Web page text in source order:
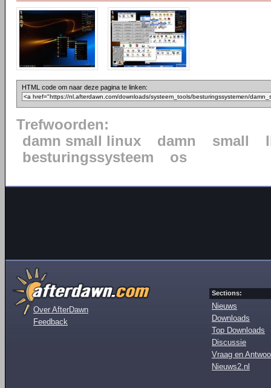
HTML code om naar deze pagina te linken:
Trefwoorden:
damn small linux
damn small
besturingssysteem
os
Over AfterDawn
Feedback
Sections:
Nieuws
Downloads
Top Downloads
Discussie
Vraag en
Nieuws2.nl